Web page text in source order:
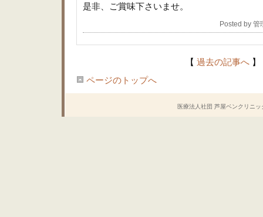
是非、ご賞味下さいませ。
Posted by
【 過去の記事へ 】
ページのトップへ
医療法人社団 芦屋ベンクリニ